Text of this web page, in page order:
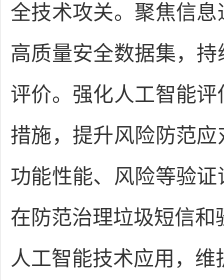
全技术攻关。聚焦信
高质量安全数据集，
评价。强化人工智能
措施，提升风险防范
功能性能、风险等验
在防范治理垃圾短信
人工智能技术应用，